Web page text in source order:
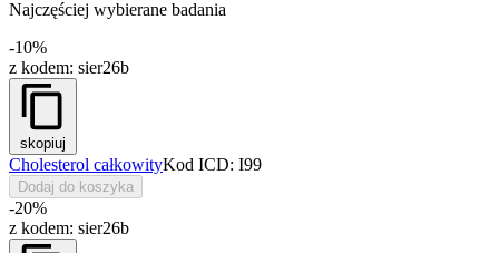
Najczęściej wybierane badania
-10%
z kodem: sier26b
skopiuj
Cholesterol całkowityKod ICD: I99
Dodaj do koszyka
-20%
z kodem: sier26b